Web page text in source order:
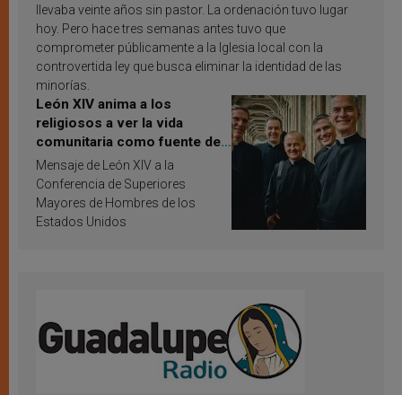
llevaba veinte años sin pastor. La ordenación tuvo lugar
hoy. Pero hace tres semanas antes tuvo que
comprometer públicamente a la Iglesia local con la
controvertida ley que busca eliminar la identidad de las
minorías.
León XIV anima a los
religiosos a ver la vida
comunitaria como fuente de
inspiración y santificación
Mensaje de León XIV a la
Conferencia de Superiores
Mayores de Hombres de los
Estados Unidos